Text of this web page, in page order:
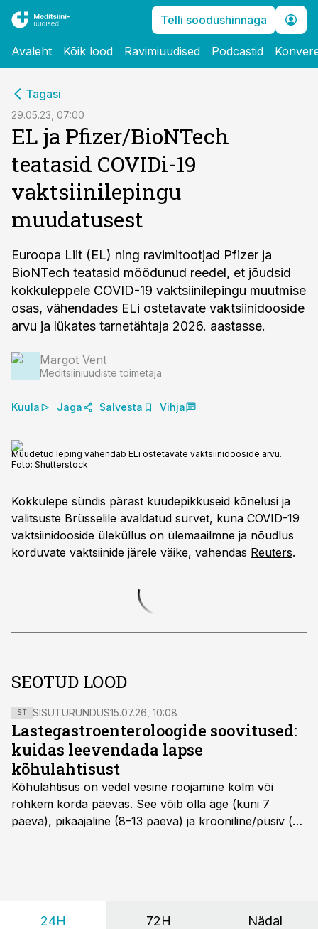
Telli soodushinnaga
Avaleht Kõik lood Ravimiuudised Podcastid
Tagasi
29.05.23, 07:00
EL ja Pfizer/BioNTech
teatasid COVIDi-19
vaktsiinilepingu
muudatusest
Euroopa Liit (EL) ning ravimitootjad Pfizer ja
BioNTech teatasid möödunud reedel, et jõudsid
kokkuleppele COVID-19 vaktsiinilepingu muutmise
osas, vähendades ELi ostetavate vaktsiinidooside
arvu ja lükates tarnetähtaja 2026. aastasse.
Margot Vent
Meditsiiniuudiste toimetaja
Kuula Jaga Salvesta Vihja
Muudetud leping vähendab ELi ostetavate vaktsiinidooside arvu.
Foto: Shutterstock
Kokkulepe sündis pärast kuudepikkuseid kõnelusi ja
valitsuste Brüsselile avaldatud survet, kuna COVID-19
vaktsiinidooside üleküllus on ülemaailmne ja nõudlus
korduvate vaktsiinide järele väike, vahendas Reuters.
SEOTUD LOOD
ST SISUTURUNDUS15.07.26, 10:08
Lastegastroenteroloogide soovitused:
kuidas leevendada lapse
kõhulahtisust
Kõhulahtisus on vedel vesine roojamine kolm või
rohkem korda päevas. See võib olla äge (kuni 7
päeva), pikaajaline (8–13 päeva) ja krooniline/püsiv (>
24H 72H Nädal